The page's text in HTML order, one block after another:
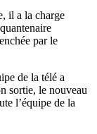
il a la charge
par le
de la télé a
sortie, le nouveau
l’équipe de la